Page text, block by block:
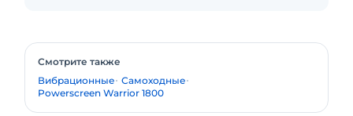
Смотрите также
Вибрационные Самоходные
Powerscreen Warrior 1800